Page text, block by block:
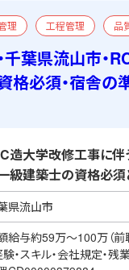
理 工程管理 品
工管理技士 おすすめ
千葉県流山市・
格必須・宿舎の
大学改修工事に伴
級建築士の資格必須
県流山市
給与約59万～100万（前
・スキル・会社規定・残